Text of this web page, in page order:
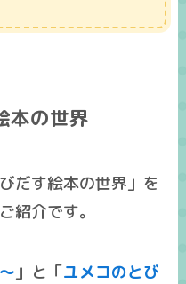
本の世界
だす絵本の世界」を
紹介です。
」と「ユメコのとび